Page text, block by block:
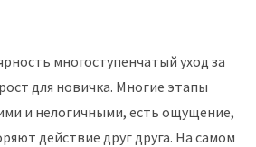
многоступенчатый уход за
для новичка. Многие этапы
и нелогичными, есть ощущение,
действие друг друга. На самом